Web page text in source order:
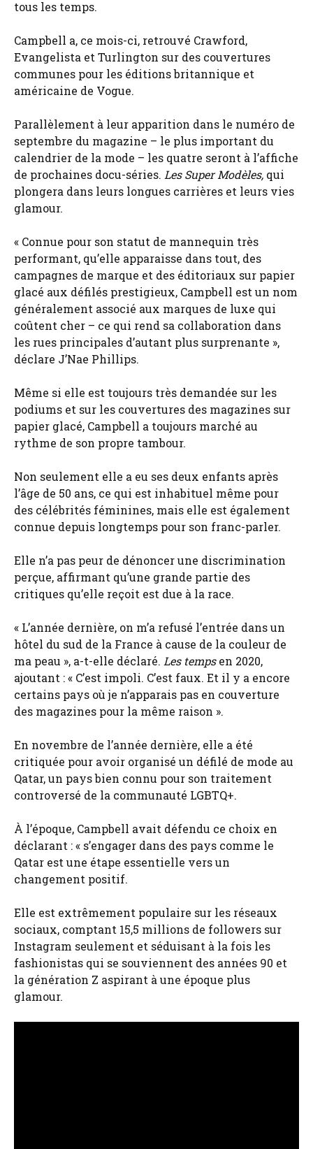
tous les temps.
Campbell a, ce mois-ci, retrouvé Crawford,
Evangelista et Turlington sur des couvertures
communes pour les éditions britannique et
américaine de Vogue.
Parallèlement à leur apparition dans le numéro de
septembre du magazine – le plus important du
calendrier de la mode – les quatre seront à l’affiche
de prochaines docu-séries. Les Super Modèles, qui
plongera dans leurs longues carrières et leurs vies
glamour.
« Connue pour son statut de mannequin très
performant, qu’elle apparaisse dans tout, des
campagnes de marque et des éditoriaux sur papier
glacé aux défilés prestigieux, Campbell est un nom
généralement associé aux marques de luxe qui
coûtent cher – ce qui rend sa collaboration dans
les rues principales d’autant plus surprenante »,
déclare J’Nae Phillips.
Même si elle est toujours très demandée sur les
podiums et sur les couvertures des magazines sur
papier glacé, Campbell a toujours marché au
rythme de son propre tambour.
Non seulement elle a eu ses deux enfants après
l’âge de 50 ans, ce qui est inhabituel même pour
des célébrités féminines, mais elle est également
connue depuis longtemps pour son franc-parler.
Elle n’a pas peur de dénoncer une discrimination
perçue, affirmant qu’une grande partie des
critiques qu’elle reçoit est due à la race.
« L’année dernière, on m’a refusé l’entrée dans un
hôtel du sud de la France à cause de la couleur de
ma peau », a-t-elle déclaré. Les tempsen 2020,
ajoutant : « C’est impoli. C’est faux. Et il y a encore
certains pays où je n’apparais pas en couverture
des magazines pour la même raison ».
En novembre de l’année dernière, elle a été
critiquée pour avoir organisé un défilé de mode au
Qatar, un pays bien connu pour son traitement
controversé de la communauté LGBTQ+.
À l’époque, Campbell avait défendu ce choix en
déclarant : « s’engager dans des pays comme le
Qatar est une étape essentielle vers un
changement positif.
Elle est extrêmement populaire sur les réseaux
sociaux, comptant 15,5 millions de followers sur
Instagram seulement et séduisant à la fois les
fashionistas qui se souviennent des années 90 et
la génération Z aspirant à une époque plus
glamour.